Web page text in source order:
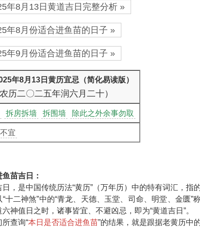
年8月13日黄道吉日完整分析 »
年8月份适合进鱼苗的日子 »
年9月份适合进鱼苗的日子 »
年8月13日黄历宜忌（简化易读版）
农历二〇二五年润六月二十）
拆房拆墙 拆围墙
除此之外余事勿取
宜
苗吉日：
日，是中国传统历法“黄历”（万年历）中的特有词汇，指
“十二神煞”中的“青龙、天德、玉堂、司命、明堂、金匮
六神值日之时，诸事皆宜、不避凶忌，即为“黄道吉日”。
查询“本日是否适合进鱼苗”的结果，就是跟据老黄历中